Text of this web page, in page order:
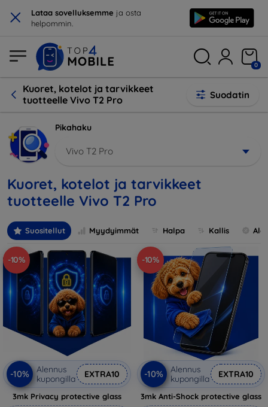
× Lataa sovelluksemme ja osta
helpommin.
0
Kuoret, kotelot ja tarvikkeet
tuotteelle Vivo T2 Pro
Suodatin
Pikahaku
Vivo T2 Pro
Kuoret, kotelot ja tarvikkeet
tuotteelle Vivo T2 Pro
Suositellut Myydyimmät Halpa Kallis
-10%
-10%
Alennus
kupongilla
EXTRA10
3mk Privacy protective glass
-10%
-10%
Alennus
kupongilla
EXTRA10
3mk Anti-Shock protective glass